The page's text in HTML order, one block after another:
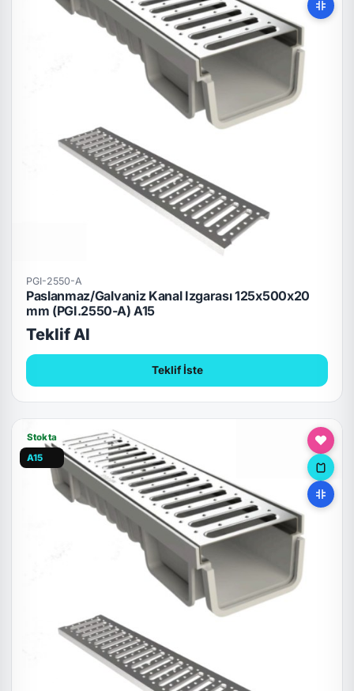
PGI-2550-A
Paslanmaz/Galvaniz Kanal Izgarası 125x500x20
mm (PGI.2550-A) A15
Teklif Al
Teklif İste
Stokta
A15